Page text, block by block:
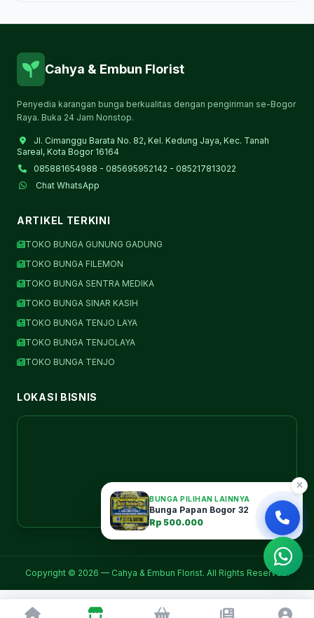
BUNGA PILIHAN LAINNYA
Bunga Papan Bogor 32
Rp 500.000
Cahya & Embun Florist
Penyedia karangan bunga berkualitas dengan pengiriman se-Bogor
Raya. Buka 24 Jam Nonstop.
Jl. Cimanggu Barata No. 82, Kel. Kedung Jaya, Kec. Tanah
Sareal, Kota Bogor 16164
085881654988 - 085695952142 - 085217813022
Chat WhatsApp
ARTIKEL TERKINI
TOKO BUNGA GUNUNG GADUNG
TOKO BUNGA FILEMON
TOKO BUNGA SENTRA MEDIKA
TOKO BUNGA SINAR KASIH
TOKO BUNGA TENJO LAYA
TOKO BUNGA TENJOLAYA
TOKO BUNGA TENJO
LOKASI BISNIS
Copyright © 2026 — Cahya & Embun Florist. All Rights Reserved.